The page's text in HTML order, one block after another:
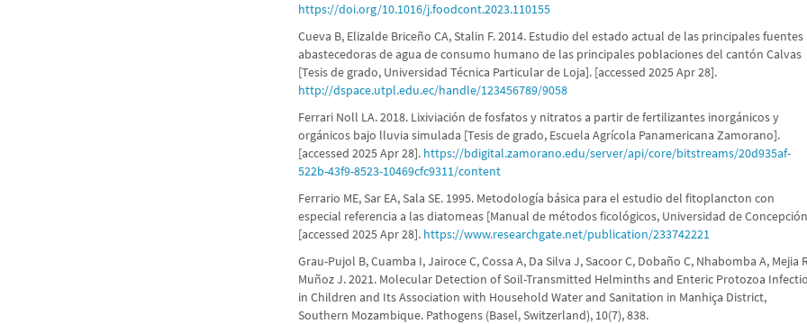
https://doi.org/10.1016/j.foodcont.2023.110155
Cueva B, Elizalde Briceño CA, Stalin F. 2014. Estudio del estado actual de las principales fuentes
abastecedoras de agua de consumo humano de las principales poblaciones del cantón Calvas
[Tesis de grado, Universidad Técnica Particular de Loja]. [accessed 2025 Apr 28].
http://dspace.utpl.edu.ec/handle/123456789/9058
Ferrari Noll LA. 2018. Lixiviación de fosfatos y nitratos a partir de fertilizantes inorgánicos y
orgánicos bajo lluvia simulada [Tesis de grado, Escuela Agrícola Panamericana Zamorano].
[accessed 2025 Apr 28]. https://bdigital.zamorano.edu/server/api/core/bitstreams/20d935af-
522b-43f9-8523-10469cfc9311/content
Ferrario ME, Sar EA, Sala SE. 1995. Metodología básica para el estudio del fitoplancton con
especial referencia a las diatomeas [Manual de métodos ficológicos, Universidad de
[accessed 2025 Apr 28]. https://www.researchgate.net/publication/233742221
Grau-Pujol B, Cuamba I, Jairoce C, Cossa A, Da Silva J, Sacoor C, Dobaño C, Nhabomba A, Mejia
Muñoz J. 2021. Molecular Detection of Soil-Transmitted Helminths and Enteric Protozoa
in Children and Its Association with Household Water and Sanitation in Manhiça District,
Southern Mozambique. Pathogens (Basel, Switzerland), 10(7), 838.